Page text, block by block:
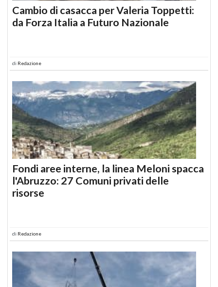
Cambio di casacca per Valeria Toppetti:
da Forza Italia a Futuro Nazionale
di Redazione
Fondi aree interne, la linea Meloni spacca
l'Abruzzo: 27 Comuni privati delle
risorse
di Redazione